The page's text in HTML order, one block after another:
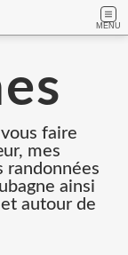
MENU
faire
mes
randonnées
ainsi
autour de